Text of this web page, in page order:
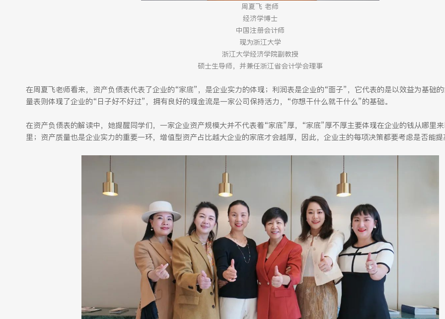
周夏飞 老师
经济学博士
中国注册会计师
现为浙江大学
浙江大学经济学院副教授
硕士生导师，并兼任浙江省会计学会理事
在周夏飞老师看来，资产负债表代表了企业的“家底”，是企业实力的体现；利润表是企业的“面子”，它代表的是以效益为基础
量表则体现了企业的“日子好不好过”，拥有良好的现金流是一家公司保持活力，“你想干什么就干什么”的基础。
在资产负债表的解读中，她提醒同学们，一家企业资产规模大并不代表着“家底”厚，“家底”厚不厚主要体现在企业的钱从哪里
里；资产质量也是企业实力的重要一环，增值型资产占比越大企业的家底才会越厚，因此，企业主的每项决策都要考虑是否能提